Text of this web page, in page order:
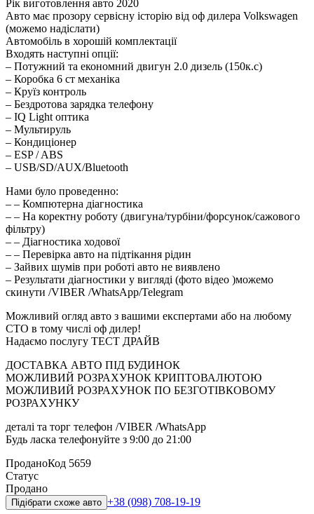
Рік виготовлення авто 2020
Авто має прозору сервісну історію від оф дилера Volkswagen
(можемо надіслати)
Aвтомобіль в хорошій комплектації
Входять наступні опції:
– Потужний та економний двигун 2.0 дизель (150к.с)
– Коробка 6 ст механіка
– Круїз контроль
– Бездротова зарядка телефону
– IQ Light оптика
– Мультируль
– Кондиціонер
– ESP / ABS
– USB/SD/AUX/Bluetooth
Нами було проведенно:
– – Компютерна діагностика
– – На коректну роботу (двигуна/турбіни/форсунок/сажового
фільтру)
– – Діагностика ходової
– – Перевірка авто на підтікання рідин
– Зайвих шумів при роботі авто не виявлено
– Результати діагностики у вигляді (фото відео )можемо
скинути /VIBER /WhatsApp/Telegram
Можливий огляд авто з вашими експертами або на любому
СТО в тому числі оф дилер!
Надаємо послугу ТЕСТ ДРАЙВ
ДОСТАВКА АВТО ПІД БУДИНОК
МОЖЛИВИЙ РОЗРАХУНОК КРИПТОВАЛЮТОЮ
МОЖЛИВИЙ РОЗРАХУНОК ПО БЕЗГОТІВКОВОМУ
РОЗРАХУНКУ
деталі та торг телефон /VIBER /WhatsApp
Будь ласка телефонуйте з 9:00 до 21:00
ПроданоКод 5659
Статус
Продано
Підібрати схоже авто +38 (098) 708-19-19